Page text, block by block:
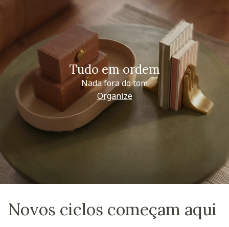
Tudo em ordem
Nada fora do tom
Organize
Novos ciclos começam aqui